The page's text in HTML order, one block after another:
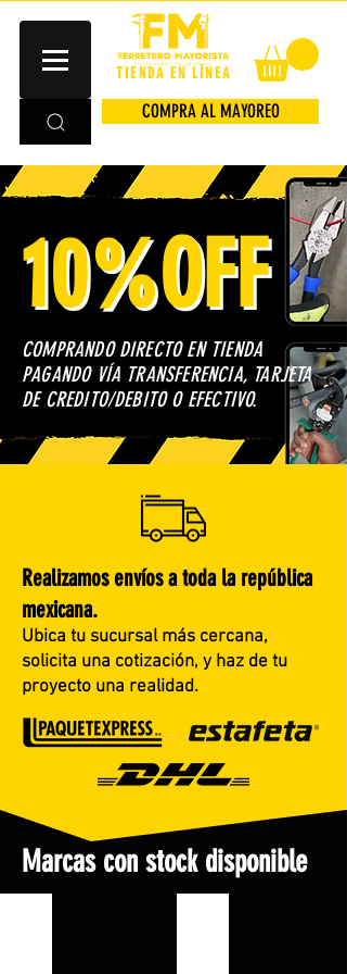
TIENDA EN LÍNEA
COMPRA AL MAYOREO
10%OFF
COMPRANDO DIRECTO EN TIENDA
PAGANDO VÍA TRANSFERENCIA, TARJETA
DE CREDITO/DEBITO O EFECTIVO.
Realizamos envíos a toda la república
mexicana.
Ubica tu sucursal más cercana,
solicita una cotización, y haz de tu
proyecto una realidad.
Marcas con stock disponible